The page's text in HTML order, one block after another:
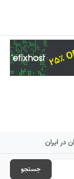
در ایران
جستجو